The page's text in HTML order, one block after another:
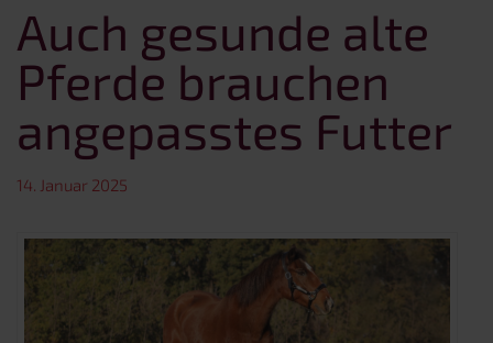
Auch gesunde alte
Pferde brauchen
angepasstes Futter
14. Januar 2025